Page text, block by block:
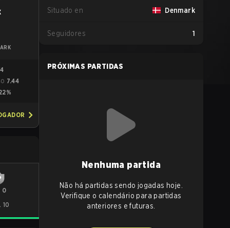
7.44
0
10
Situado en Denmark
Seguidores 1
PRÓXIMAS PARTIDAS
Nenhuma partida
Não há partidas sendo jogadas hoje.
Verifique o calendário para partidas
anteriores e futuras.